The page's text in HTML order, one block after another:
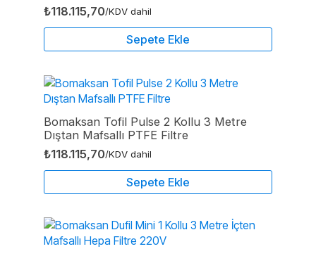
₺118.115,70/KDV dahil
Sepete Ekle
Bomaksan Tofil Pulse 2 Kollu 3 Metre
Dıştan Mafsallı PTFE Filtre
₺118.115,70/KDV dahil
Sepete Ekle